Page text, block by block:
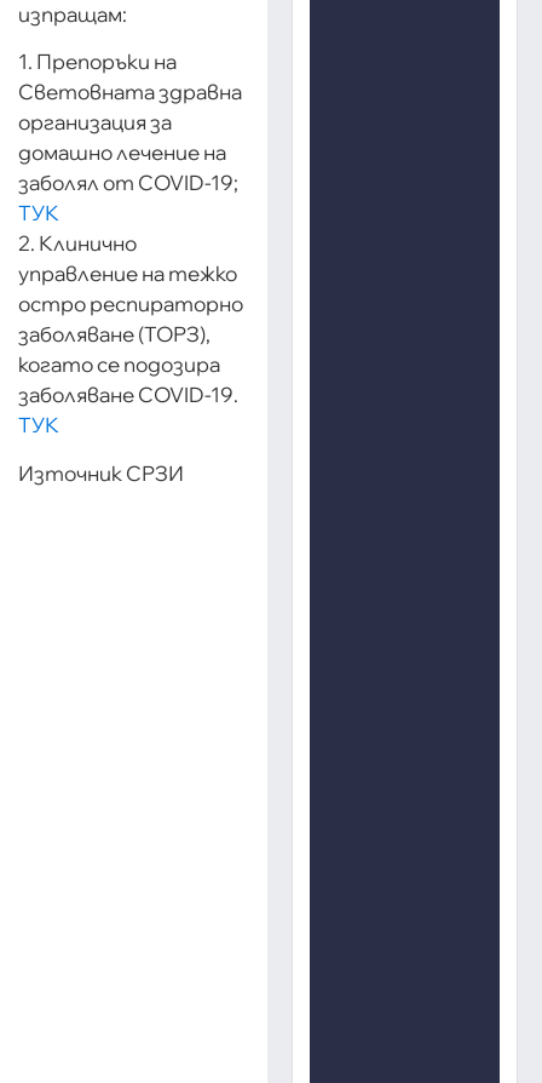
изпращам:
1. Препоръки на
Световната здравна
организация за
домашно лечение на
заболял от COVID-19;
ТУК
2. Клинично
управление на тежко
остро респираторно
заболяване (ТОРЗ),
когато се подозира
заболяване COVID-19.
ТУК
Източник СРЗИ